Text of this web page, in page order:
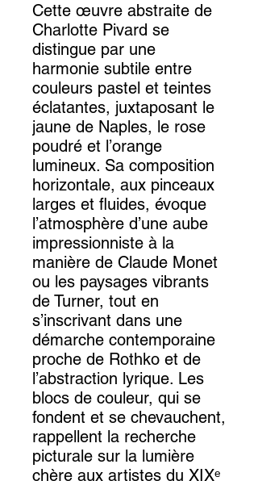
Cette œuvre abstraite de
Charlotte Pivard se
distingue par une
harmonie subtile entre
couleurs pastel et teintes
éclatantes, juxtaposant le
jaune de Naples, le rose
poudré et l’orange
lumineux. Sa composition
horizontale, aux pinceaux
larges et fluides, évoque
l’atmosphère d’une aube
impressionniste à la
manière de Claude Monet
ou les paysages vibrants
de Turner, tout en
s’inscrivant dans une
démarche contemporaine
proche de Rothko et de
l’abstraction lyrique. Les
blocs de couleur, qui se
fondent et se chevauchent,
rappellent la recherche
picturale sur la lumière
chère aux artistes du XIXᵉ